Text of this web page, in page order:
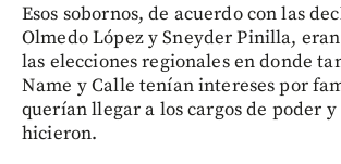
Esos sobornos, de acuerdo con las
Olmedo López y Sneyder Pinilla,
las elecciones regionales en donde
Name y Calle tenían intereses por
querían llegar a los cargos de poder
hicieron.